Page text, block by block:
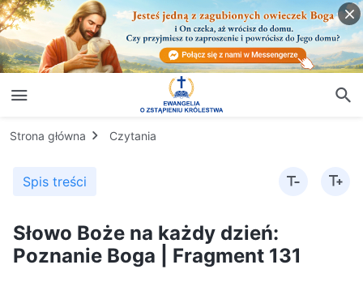
Strona główna Czytania
Spis treści
Słowo Boże na każdy dzień:
Poznanie Boga | Fragment 131